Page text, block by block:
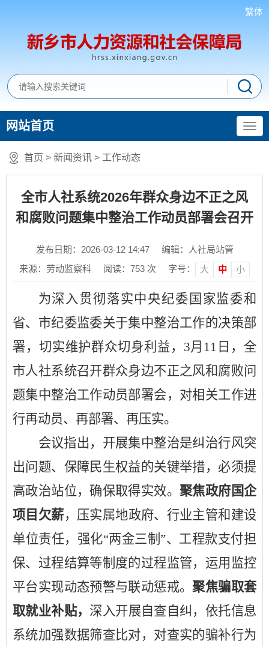
繁体
网站首页
首页 > 新闻资讯 > 工作动态
全市人社系统2026年群众身边不正之风
和腐败问题集中整治工作动员部署会召开
发布日期：2026-03-12 14:47
编辑：人社局站管
来源：劳动监察科
阅读： 753 次 字号： 大 中 小
为深入贯彻落实中央纪委国家监委和
省、市纪委监委关于集中整治工作的决策部
署，切实维护群众切身利益， 3月11日，全
市人社系统召开群众身边不正之风和腐败问
题集中整治工作动员部署会，对相关工作进
行再动员、再部署、再压实。
会议指出，开展集中整治是纠治行风突
出问题、保障民生权益的关键举措，必须提
高政治站位，确保取得实效。聚焦政府国企
项目欠薪，压实属地政府、行业主管和建设
单位责任，强化“两金三制”、工程款支付担
保、过程结算等制度的过程监管，运用监控
平台实现动态预警与联动惩戒。聚焦骗取套
取就业补贴， 深入开展自查自纠，依托信息
系统加强数据筛查比对，对查实的骗补行为